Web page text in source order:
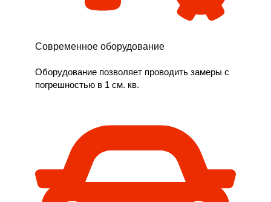
Современное оборудование
Оборудование позволяет проводить замеры с
погрешностью в 1 см. кв.